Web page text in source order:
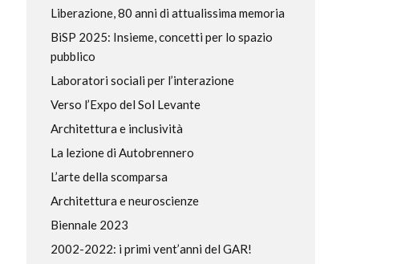
Liberazione, 80 anni di attualissima memoria
BiSP 2025: Insieme, concetti per lo spazio
pubblico
Laboratori sociali per l’interazione
Verso l’Expo del Sol Levante
Architettura e inclusività
La lezione di Autobrennero
L’arte della scomparsa
Architettura e neuroscienze
Biennale 2023
2002-2022: i primi vent’anni del GAR!